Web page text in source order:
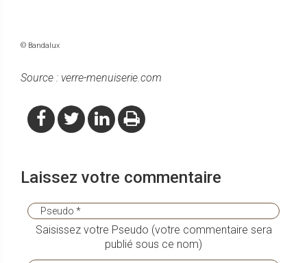
© Bandalux
Source : verre-menuiserie.com
Laissez votre commentaire
Saisissez votre Pseudo (votre commentaire sera
publié sous ce nom)